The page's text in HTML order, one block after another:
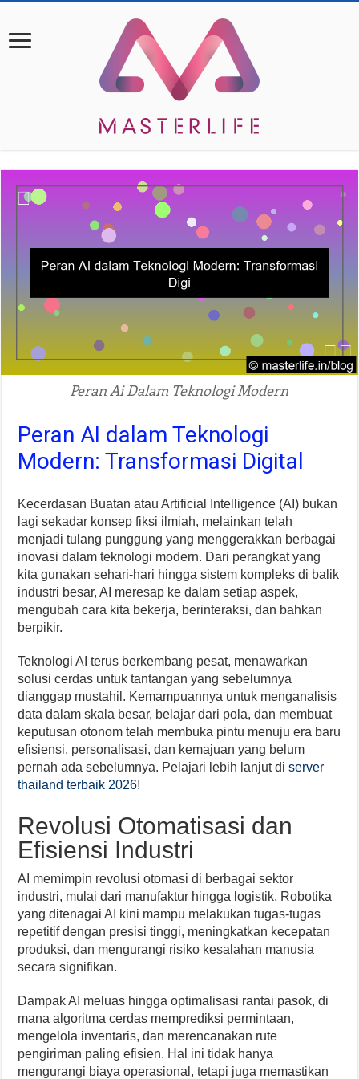
Peran Ai Dalam Teknologi Modern
Peran AI dalam Teknologi
Modern: Transformasi Digital
Kecerdasan Buatan atau Artificial Intelligence (AI) bukan
lagi sekadar konsep fiksi ilmiah, melainkan telah
menjadi tulang punggung yang menggerakkan berbagai
inovasi dalam teknologi modern. Dari perangkat yang
kita gunakan sehari-hari hingga sistem kompleks di balik
industri besar, AI meresap ke dalam setiap aspek,
mengubah cara kita bekerja, berinteraksi, dan bahkan
berpikir.
Teknologi AI terus berkembang pesat, menawarkan
solusi cerdas untuk tantangan yang sebelumnya
dianggap mustahil. Kemampuannya untuk menganalisis
data dalam skala besar, belajar dari pola, dan membuat
keputusan otonom telah membuka pintu menuju era baru
efisiensi, personalisasi, dan kemajuan yang belum
pernah ada sebelumnya. Pelajari lebih lanjut diserver
thailand terbaik 2026!
Revolusi Otomatisasi dan
Efisiensi Industri
AI memimpin revolusi otomasi di berbagai sektor
industri, mulai dari manufaktur hingga logistik. Robotika
yang ditenagai AI kini mampu melakukan tugas-tugas
repetitif dengan presisi tinggi, meningkatkan kecepatan
produksi, dan mengurangi risiko kesalahan manusia
secara signifikan.
Dampak AI meluas hingga optimalisasi rantai pasok, di
mana algoritma cerdas memprediksi permintaan,
mengelola inventaris, dan merencanakan rute
pengiriman paling efisien. Hal ini tidak hanya
mengurangi biaya operasional, tetapi juga memastikan